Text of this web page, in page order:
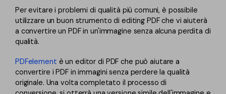
Per evitare i problemi di qualità più comuni, è possibile
utilizzare un buon strumento di editing PDF che vi aiuterà
a convertire un PDF in un'immagine senza alcuna perdita di
qualità.
PDFelement è un editor di PDF che può aiutare a
convertire i PDF in immagini senza perdere la qualità
originale. Una volta completato il processo di